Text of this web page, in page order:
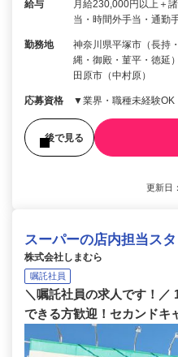
給与
月給230,000円以上＋
当・時間外手当・通勤手
勤務地
神奈川県平塚市（長持
縄・御殿・菫平・徳延
田原市（中村原）
応募資格 ▼業界・職種未経験
後で見る
更新日
スーパーの店内担当ス
株式会社しまむら
嘱託社員
＼嘱託社員の求人です！／
できる方歓迎！セカンドキ